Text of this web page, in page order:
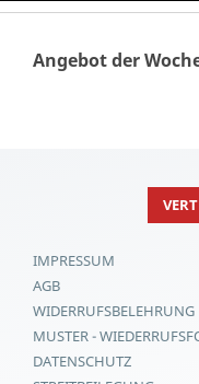
Angebot der
IMPRESSUM
AGB
WIDERRUFSBELEHRUNG
MUSTER -
DATENSCHUTZ